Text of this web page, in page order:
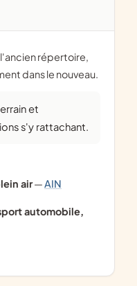
dans le nouveau.
s'y rattachant.
air—AIN